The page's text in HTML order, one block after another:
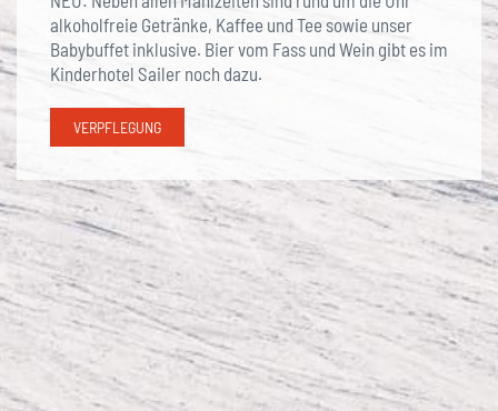
alkoholfreie Getränke, Kaffee und Tee sowie unser
Babybuffet inklusive. Biervom Fass und Wein gibt es im
Kinderhotel Sailer noch dazu.
VERPFLEGUNG